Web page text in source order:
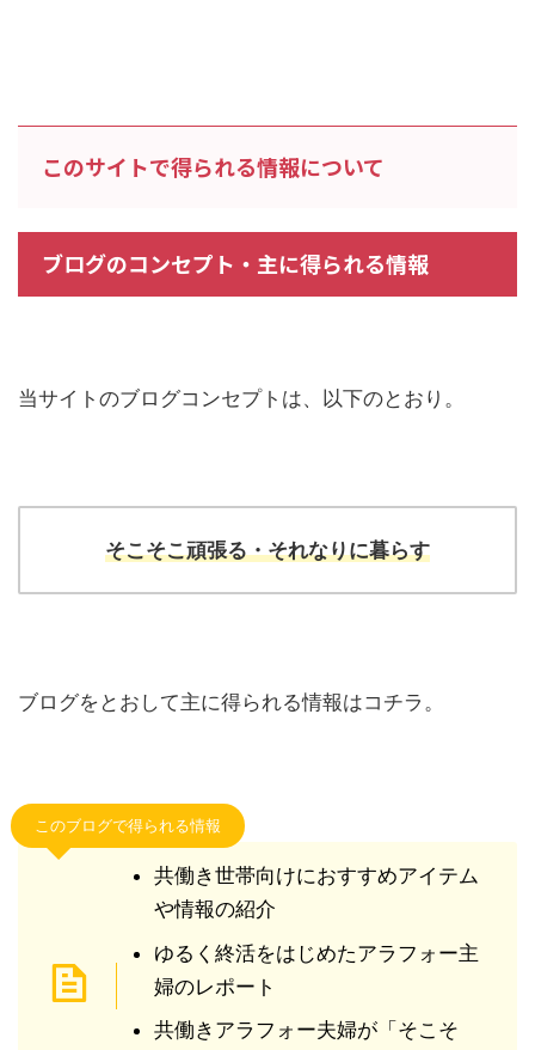
このサイトで得られる情報について
ブログのコンセプト・主に得られる情報
当サイトのブログコンセプトは、以下のとおり。
そこそこ頑張る・それなりに暮らす
ブログをとおして主に得られる情報はコチラ。
このブログで得られる情報
共働き世帯向けにおすすめアイテム
や情報の紹介
ゆるく終活をはじめたアラフォー主
婦のレポート
共働きアラフォー夫婦が「そこそ